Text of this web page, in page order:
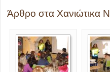
Άρθρο στα Χανιώτικα